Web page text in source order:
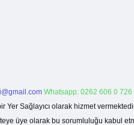
Whatsapp: 0262 606 0 726
Sağlayıcı olarak hizmet
üye olarak bu sorumluluğu kabul